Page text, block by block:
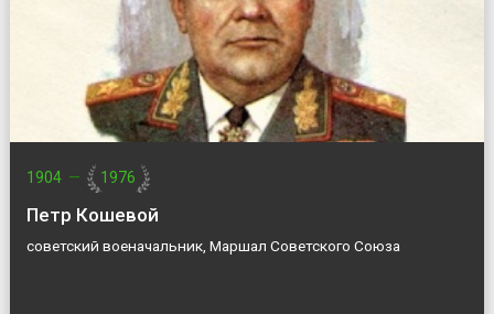
1904 — 1976
Петр Кошевой
советский военачальник, Маршал Советского Союза